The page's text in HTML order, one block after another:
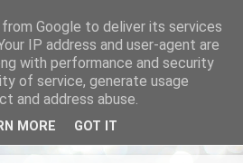
smarta lösningar!
Google to deliver its services
IP address and user-agent are
with performance and security
of service, generate usage
and address abuse.
MORE GOT IT